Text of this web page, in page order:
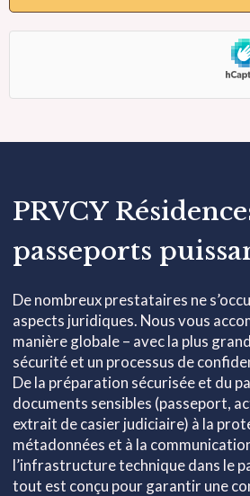
PRVCY
passeports
De nombreux prestataires ne
aspects juridiques. Nous vous
manière globale – avec la plus
sécurité et un processus de
De la préparation sécurisée et du
documents sensibles (passeport,
extrait de casier judiciaire) à la
métadonnées et à la
l’infrastructure technique dans le
tout est conçu pour garantir une